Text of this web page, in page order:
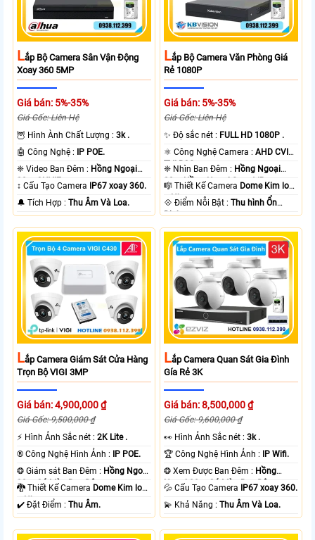
LẮp Bộ Camera Sân Vận Động
Xoay 360 5MP
Giá bán: 5%-35%
Giá Gốc: Liên Hệ
🦉 Hình Ành Chất Lượng :3k .
🤖️ Công Nghệ : IP POE.
❈ Video Ban Đêm : Hồng Ngoại
30m ONVIF.
↕️ Cấu Tạo Camera IP67 xoay 360.
️🔔 Tích Hợp :Thu Âm Và Loa.
LẮp Bộ Camera Văn Phòng Giá
Rẻ 1080P
Giá bán: 5%-35%
Giá Gốc: Liên Hệ
✨ Độ sắc nét : FULL HD 1080P .
⚛️ Công Nghệ Camera :AHD CVI
TVI BCS.
❈ Nhìn Ban Đêm : Hồng Ngoại
20m Hồng Ngoại Smart IR.
🎼️ Thiết Kế Camera Dome Kim loại
+ Nhựa.
️💠 Điểm Nỗi Bật :Thu hình Ổn
Định.
LẮp Camera Giám Sát Cửa Hàng
Trọn Bộ VIGI 3MP
Giá bán: 4,900,000 ₫
Giá Gốc: 9,500,000 ₫
️⚡ Hình Ảnh Sắc nét :2K Lite .
®️ Công Nghệ Hình Ảnh : IP POE.
❂ Giám sát Ban Đêm : Hồng Ngoại
30m Có Màu Ban Ðêm.
🐉️ Thiết Kế Camera Dome Kim loại
+ Nhựa.
️✔️ Đặt Điểm :Thu Âm.
LẮp Camera Quan Sát Gia Đình
Gía Rẻ 3K
Giá bán: 8,500,000 ₫
Giá Gốc: 9,600,000 ₫
️👀 Hình Ảnh Sắc nét :3k .
🏆 Công Nghệ Hình Ảnh : IP Wifi.
❂ Xem Được Ban Đêm : Hồng
Ngoại 30m Có Màu Ban Ðêm.
💦 Cấu Tạo Camera IP67 xoay 360.
️💫 Khả Năng :Thu Âm Và Loa.